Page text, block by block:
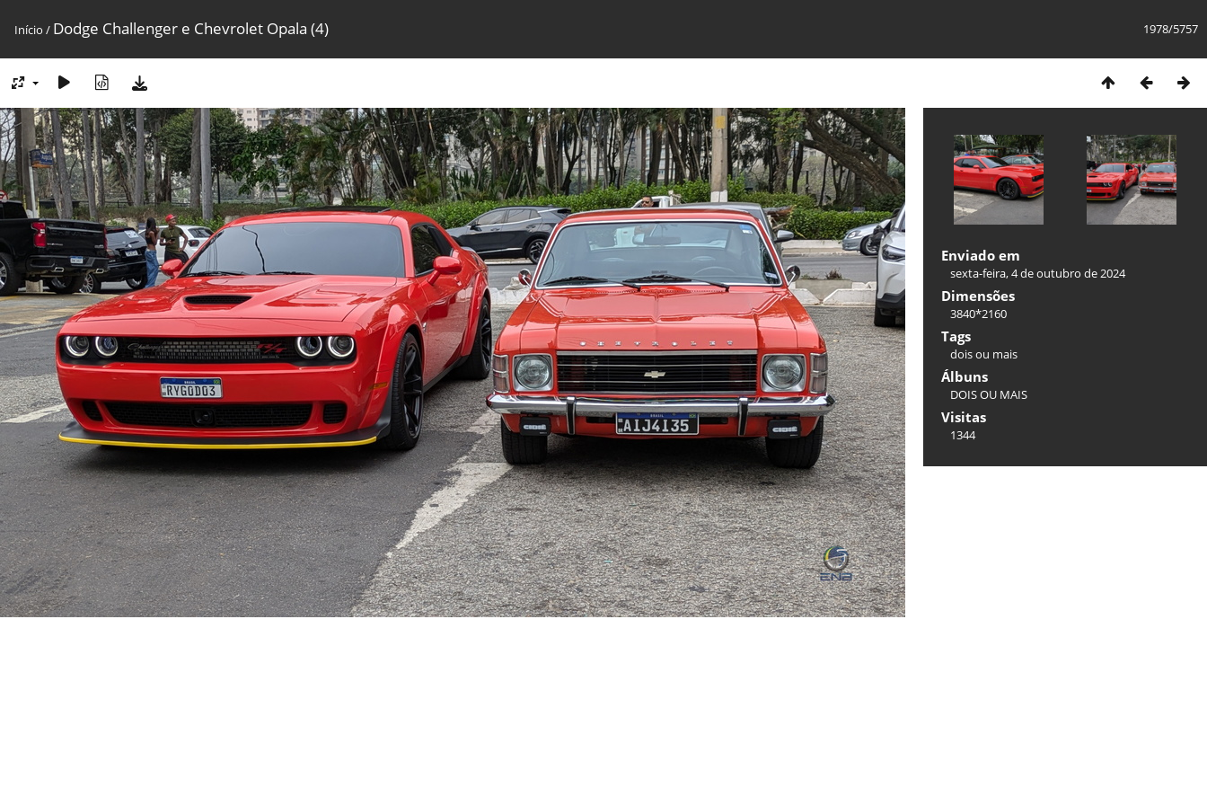
1978/5757
Início / Dodge Challenger e Chevrolet Opala (4)
Enviado em
sexta-feira, 4 de outubro de 2024
Dimensões
3840*2160
Tags
dois ou mais
Álbuns
DOIS OU MAIS
Visitas
1344